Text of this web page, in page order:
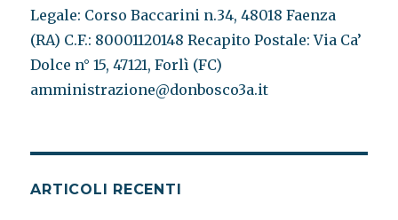
Legale: Corso Baccarini n.34, 48018 Faenza
(RA) C.F.: 80001120148 Recapito Postale: Via Ca’
Dolce n° 15, 47121, Forlì (FC)
amministrazione@donbosco3a.it
ARTICOLI RECENTI